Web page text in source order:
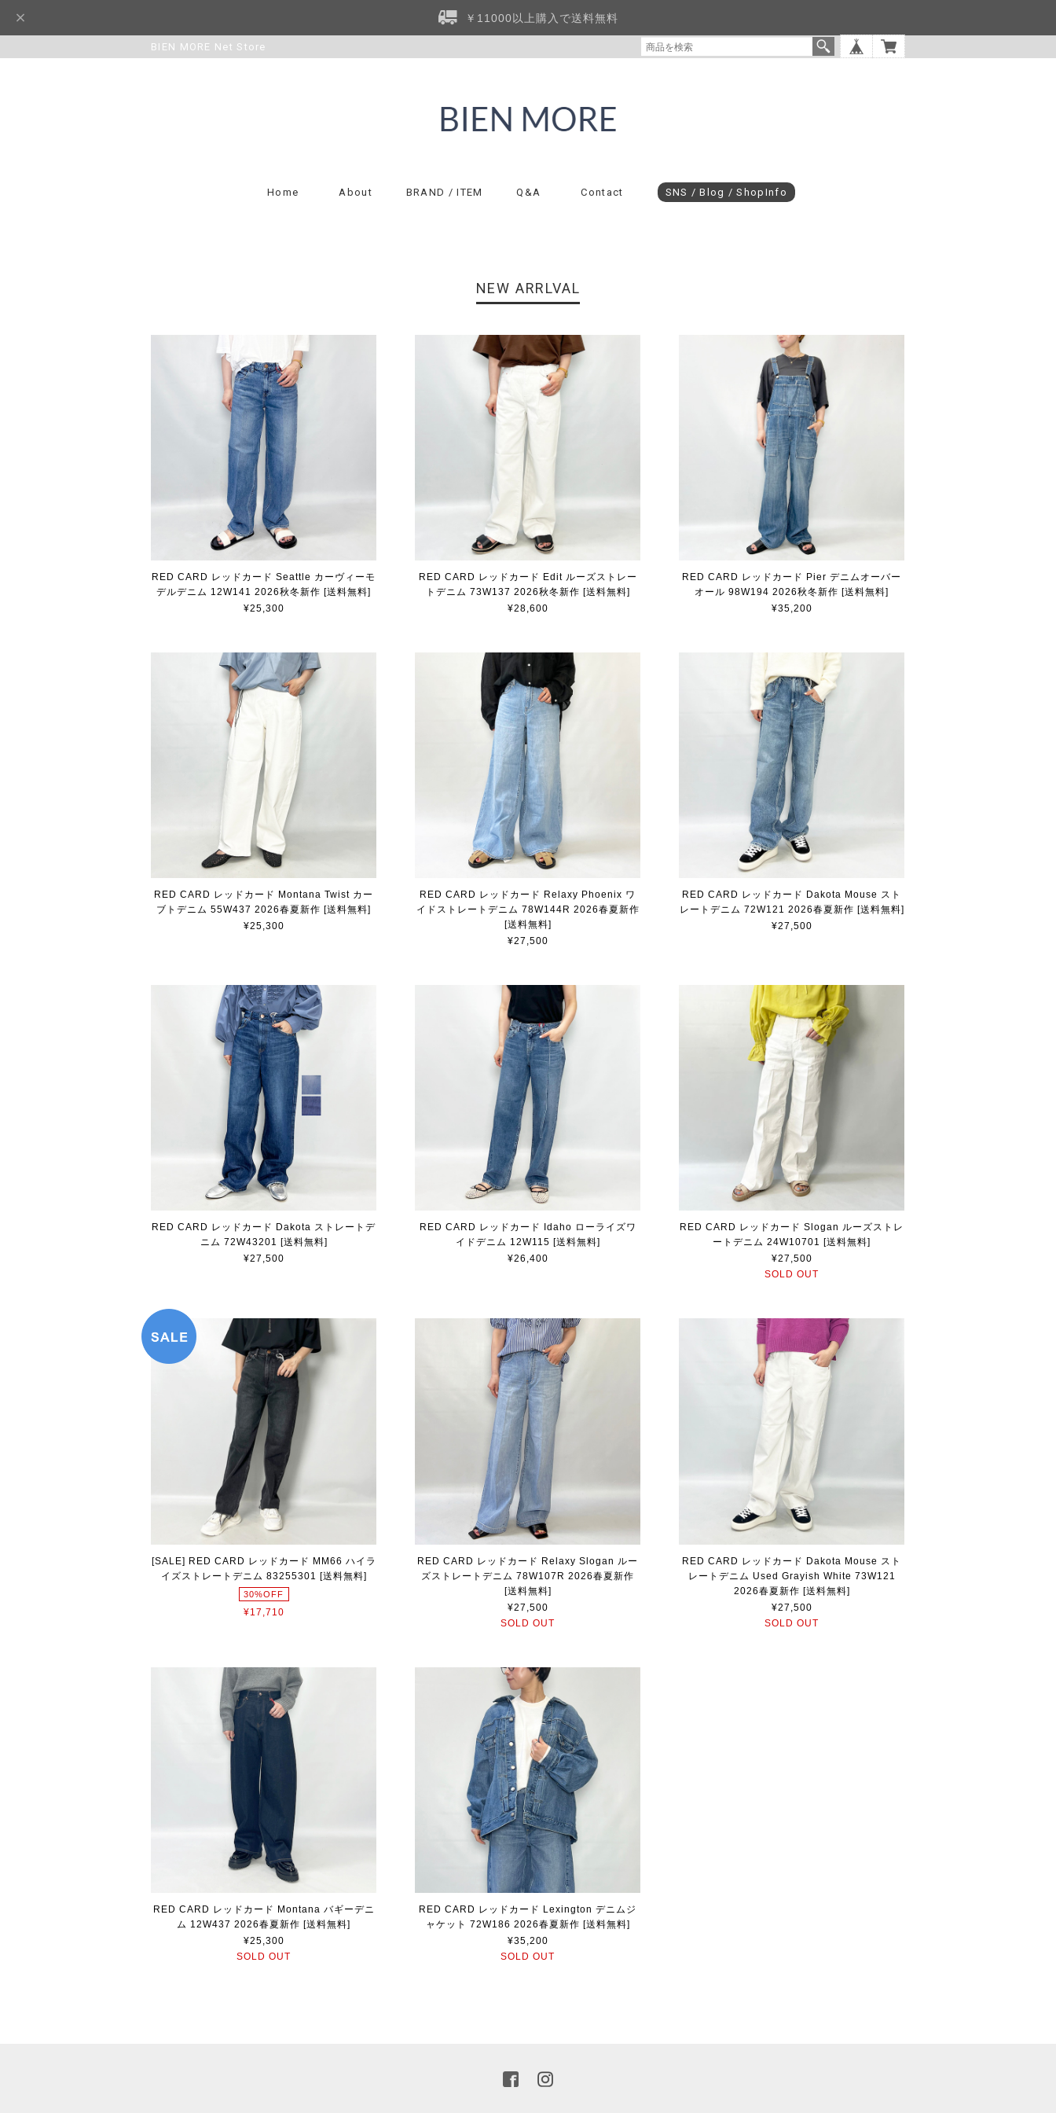
￥11000以上購入で送料無料
BIEN MORE Net Store
Home About BRAND / ITEM Q&A Contact SNS / Blog / ShopInfo
NEW ARRLVAL
RED CARD レッドカード Seattle カーヴィーモ
デルデニム 12W141 2026秋冬新作 [送料無料]
¥25,300
RED CARD レッドカード Edit ルーズストレー
トデニム 73W137 2026秋冬新作 [送料無料]
¥28,600
RED CARD レッドカード Pier デニムオーバー
オール 98W194 2026秋冬新作 [送料無料]
¥35,200
RED CARD レッドカード Montana Twist カー
ブトデニム 55W437 2026春夏新作 [送料無料]
¥25,300
RED CARD レッドカード Relaxy Phoenix ワ
イドストレートデニム 78W144R 2026春夏新作
[送料無料]
¥27,500
RED CARD レッドカード Dakota Mouse スト
レートデニム 72W121 2026春夏新作 [送料無料]
¥27,500
RED CARD レッドカード Dakota ストレートデ
ニム 72W43201 [送料無料]
¥27,500
RED CARD レッドカード Idaho ローライズワ
イドデニム 12W115 [送料無料]
¥26,400
RED CARD レッドカード Slogan ルーズストレ
ートデニム 24W10701 [送料無料]
¥27,500
SOLD OUT
[SALE] RED CARD レッドカード MM66 ハイラ
イズストレートデニム 83255301 [送料無料]
30%OFF
¥17,710
RED CARD レッドカード Relaxy Slogan ルー
ズストレートデニム 78W107R 2026春夏新作
[送料無料]
¥27,500
SOLD OUT
RED CARD レッドカード Dakota Mouse スト
レートデニム Used Grayish White 73W121
2026春夏新作 [送料無料]
¥27,500
SOLD OUT
RED CARD レッドカード Montana バギーデニ
ム 12W437 2026春夏新作 [送料無料]
¥25,300
SOLD OUT
RED CARD レッドカード Lexington デニムジ
ャケット 72W186 2026春夏新作 [送料無料]
¥35,200
SOLD OUT